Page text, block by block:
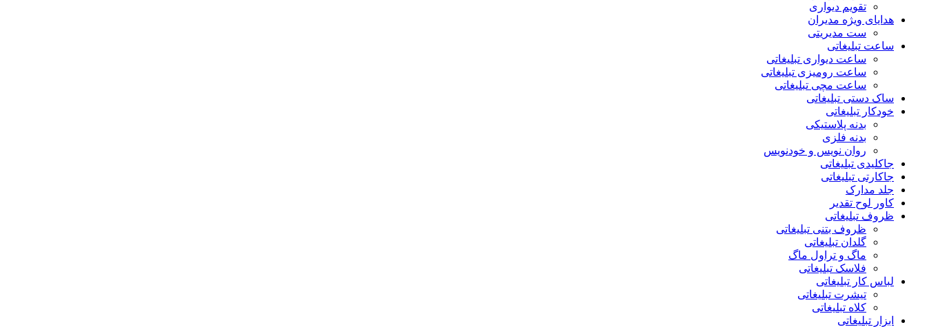
تقویم دیواری
هدایای ويژه مدیران
ست مدیریتی
ساعت تبلیغاتی
ساعت دیواری تبلیغاتی
ساعت رومیزی تبلیغاتی
ساعت مچی تبلیغاتی
ساک دستی تبلیغاتی
خودکار تبلیغاتی
بدنه پلاستیکی
بدنه فلزی
روان نویس و خودنویس
جاکلیدی تبلیغاتی
جاکارتی تبلیغاتی
جلد مدارک
کاور لوح تقدیر
ظروف تبلیغاتی
ظروف بتنی تبلیغاتی
گلدان تبلیغاتی
ماگ و تراول ماگ
فلاسک تبلیغاتی
لباس کار تبلیغاتی
تیشرت تبلیغاتی
کلاه تبلیغاتی
ابزار تبلیغاتی